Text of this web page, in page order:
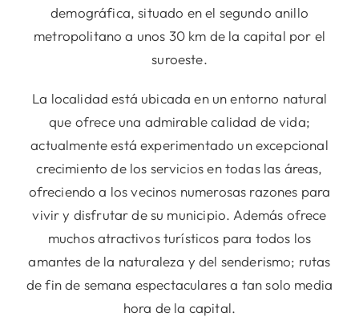
demográfica, situado en el segundo anillo
metropolitano a unos 30 km de la capital por el
suroeste.
La localidad está ubicada en un entorno natural
que ofrece una admirable calidad de vida;
actualmente está experimentado un excepcional
crecimiento de los servicios en todas las áreas,
ofreciendo a los vecinos numerosas razones para
vivir y disfrutar de su municipio. Además ofrece
muchos atractivos turísticos para todos los
amantes de la naturaleza y del senderismo; rutas
de fin de semana espectaculares a tan solo media
hora de la capital.